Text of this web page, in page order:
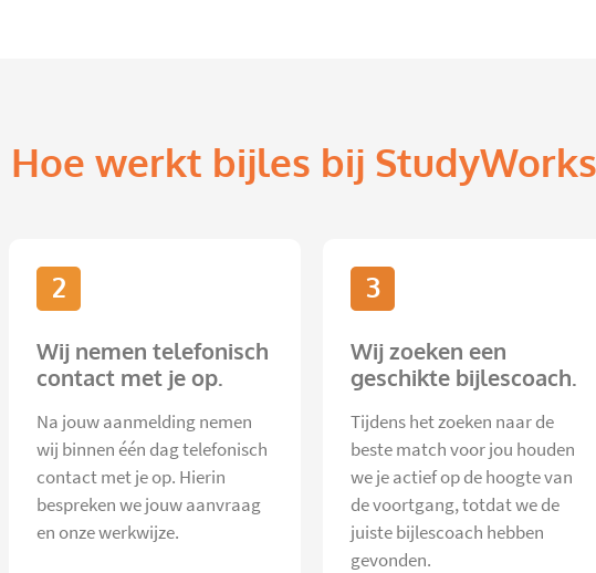
Hoe werkt bijles bij
2
Wij nemen telefonisch
contact met je op.
Na jouw aanmelding nemen
wij binnen één dag telefonisch
contact met je op. Hierin
bespreken we jouw aanvraag
en onze werkwijze.
3
Wij zoeken een
geschikte bijlescoach.
Tijdens het zoeken naar de
beste match voor jou houden
we je actief op de hoogte van
de voortgang, totdat we de
juiste bijlescoach hebben
gevonden.